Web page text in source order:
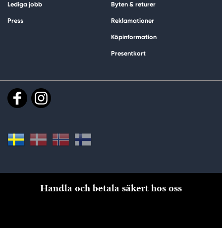
Lediga jobb
Press
Byten & returer
Reklamationer
Köpinformation
Presentkort
Handla och betala säkert hos oss